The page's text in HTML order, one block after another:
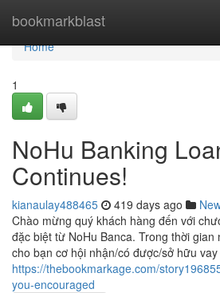
bookmarkblast
Home
Home
1
NoHu Banking
Continues!
kianaulay488465 419 days ago
Chào mừng quý khách hàng đến với
đặc biệt từ NoHu Banca. Trong thời gian
cho bạn cơ hội nhận/có được/sở hữu
https://thebookmarkage.com/
you-encouraged